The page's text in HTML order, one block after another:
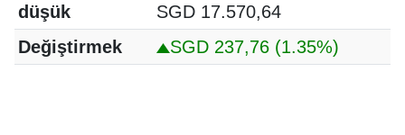
düşük
SGD 17.570,64
Değiştirmek
SGD 237,76 (1.35%)